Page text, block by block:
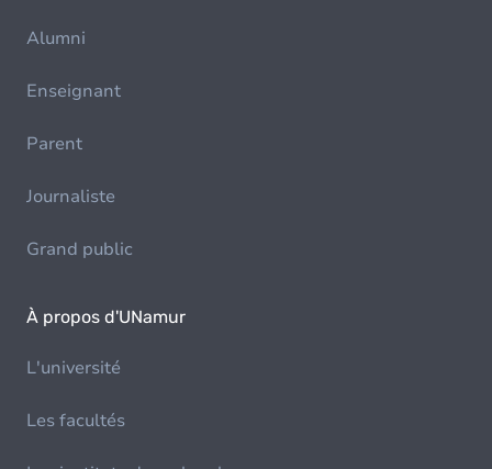
Alumni
Enseignant
Parent
Journaliste
Grand public
À propos d'UNamur
L'université
Les facultés